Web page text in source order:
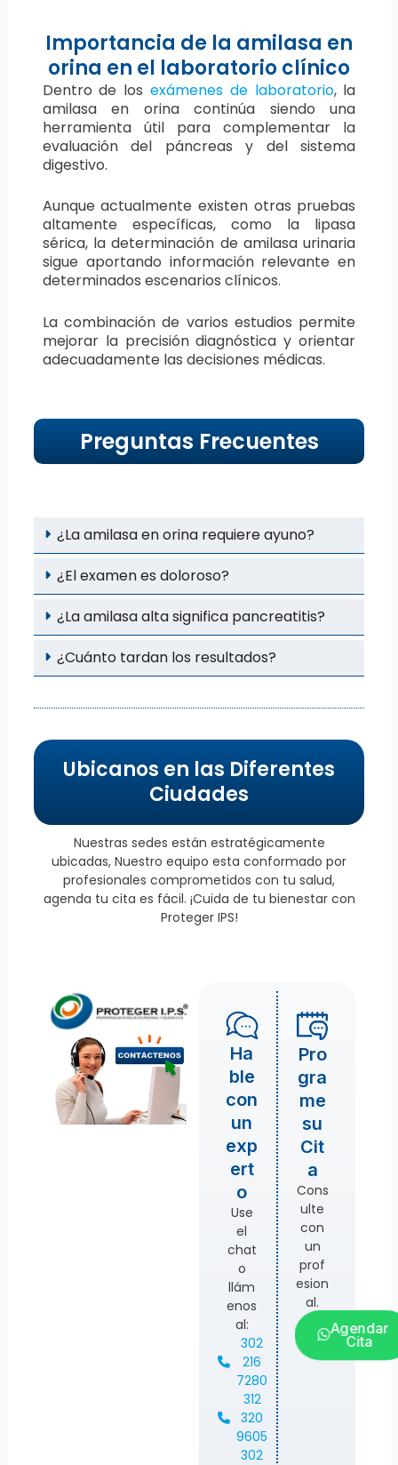
Importancia de la amilasa en
orina en el laboratorio clínico
Dentro de los exámenes de laboratorio, la
amilasa en orina continúa siendo una
herramienta útil para complementar la
evaluación del páncreas y del sistema
digestivo.
Aunque actualmente existen otras pruebas
altamente específicas, como la lipasa
sérica, la determinación de amilasa urinaria
sigue aportando información relevante en
determinados escenarios clínicos.
La combinación de varios estudios permite
mejorar la precisión diagnóstica y orientar
adecuadamente las decisiones médicas.
Preguntas Frecuentes
¿La amilasa en orina requiere ayuno?
¿El examen es doloroso?
¿La amilasa alta significa pancreatitis?
¿Cuánto tardan los resultados?
Ubicanos en las Diferentes
Ciudades
Nuestras sedes están estratégicamente
ubicadas, Nuestro equipo esta conformado por
profesionales comprometidos con tu salud,
agenda tu cita es fácil. ¡Cuida de tu bienestar con
Proteger IPS!
Ha
ble
con
un
exp
ert
o
Use
el
chat
o
llám
enos
al:
302
216
7280
312
320
9605
302
Pro
gra
me
su
Cit
a
Cons
ulte
con
un
prof
esion
al.
Agendar
Cita